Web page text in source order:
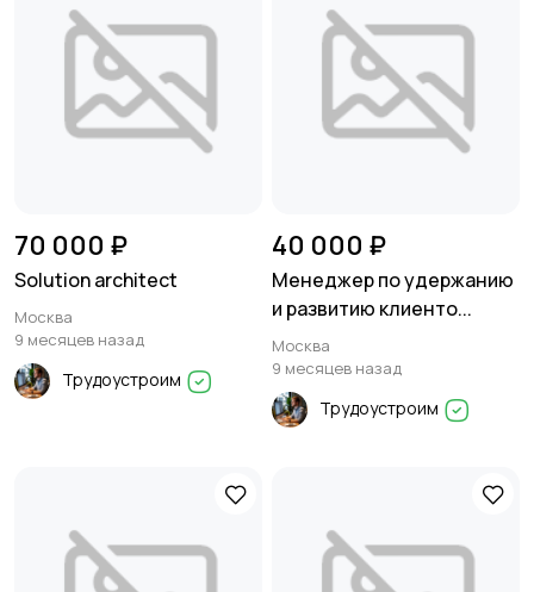
70 000 ₽
Solution architect
Москва
9 месяцев назад
Трудоустроим
40 000 ₽
Менеджер по удержанию
и развитию клиенто...
Москва
9 месяцев назад
Трудоустроим